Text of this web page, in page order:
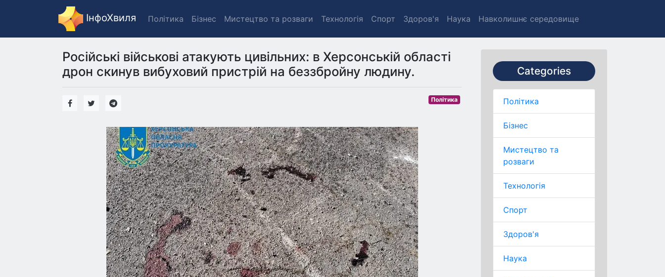
ІнфоХвиля Політика Бізнес Мистецтво та розваги Технологія Спорт Здоров'я Наука Навколишнє середовище
Categories
Політика
Бізнес
Мистецтво та
розваги
Технологія
Спорт
Здоров'я
Наука
Російські військові атакують цивільних: в Херсонській області
дрон скинув вибуховий пристрій на беззбройну людину.
Політика